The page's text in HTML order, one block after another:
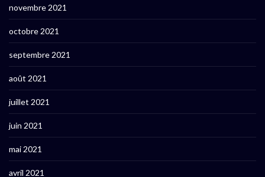
novembre 2021
octobre 2021
septembre 2021
août 2021
juillet 2021
juin 2021
mai 2021
avril 2021